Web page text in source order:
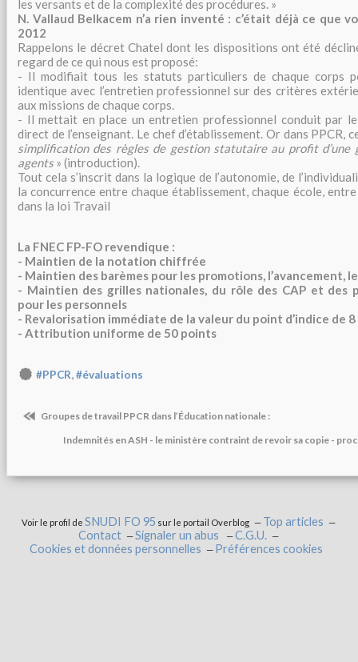
les versants et de la complexité des procédures. »
N. Vallaud Belkacem n’a rien inventé : c’était déjà ce que
2012
Rappelons le décret Chatel dont les dispositions ont été
regard de ce qui nous est proposé:
- Il modifiait tous les statuts particuliers de chaque corps
identique avec l’entretien professionnel sur des critères
aux missions de chaque corps.
- Il mettait en place un entretien professionnel conduit par
direct de l’enseignant. Le chef d’établissement. Or dans PPCR,
simplification des règles de gestion statutaire au profit d’une
agents » (introduction).
Tout cela s’inscrit dans la logique de l’autonomie, de
la concurrence entre chaque établissement, chaque école,
dans la loi Travail
La FNEC FP-FO revendique :
- Maintien de la notation chiffrée
- Maintien des barèmes pour les promotions, l’avancement,
- Maintien des grilles nationales, du rôle des CAP et des
pour les personnels
- Revalorisation immédiate de la valeur du point d’indice de 8
- Attribution uniforme de 50 points
#PPCR,#évaluations
Groupes de travail PPCR dans l’Éducation nationale :
Indemnités en ASH - le ministère contraint de revoir sa copie -
Voir le profil deSNUDI FO 95 sur le portail Overblog
Top articles
Contact
Signaler un abus
C.G.U.
Cookies et données personnelles
Préférences cookies